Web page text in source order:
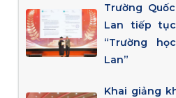
Trường
Lan tiếp
“Trường
Lan”
Khai giảng